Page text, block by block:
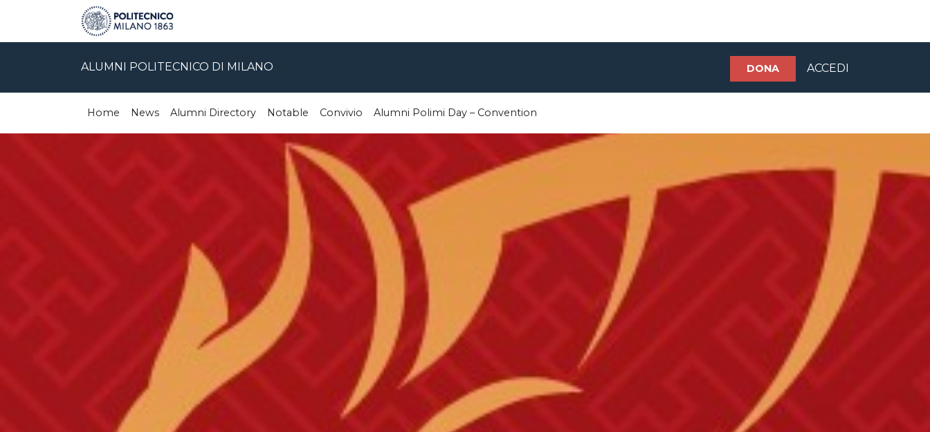
ALUMNI POLITECNICO DI MILANO ACCEDI
DONA
Home News Alumni Directory Notable Convivio Alumni Polimi Day – Convention